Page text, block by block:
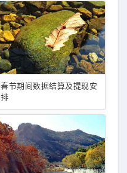
春节期间数据结算及提现安
排